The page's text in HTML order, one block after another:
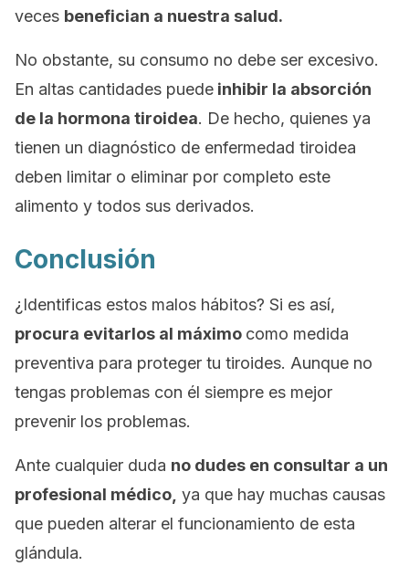
veces benefician a nuestra salud.
No obstante, su consumo no debe ser excesivo.
En altas cantidades puede inhibir la absorción
de la hormona tiroidea. De hecho, quienes ya
tienen un diagnóstico de enfermedad tiroidea
deben limitar o eliminar por completo este
alimento y todos sus derivados.
Conclusión
¿Identificas estos malos hábitos? Si es así,
procura evitarlos al máximo como medida
preventiva para proteger tu tiroides. Aunque no
tengas problemas con él siempre es mejor
prevenir los problemas.
Ante cualquier duda no dudes en consultar a un
profesional médico, ya que hay muchas causas
que pueden alterar el funcionamiento de esta
glándula.